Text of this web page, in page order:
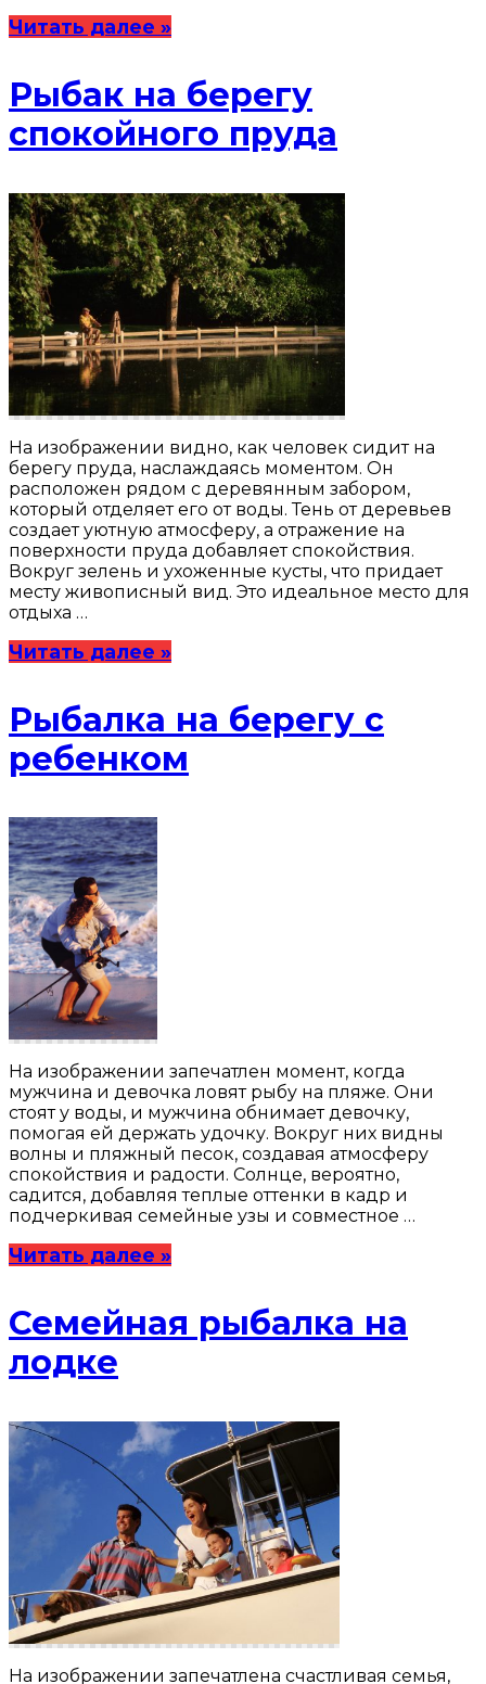
Читать далее »
Рыбак на берегу
спокойного пруда
На изображении видно, как человек сидит на
берегу пруда, наслаждаясь моментом. Он
расположен рядом с деревянным забором,
который отделяет его от воды. Тень от деревьев
создает уютную атмосферу, а отражение на
поверхности пруда добавляет спокойствия.
Вокруг зелень и ухоженные кусты, что придает
месту живописный вид. Это идеальное место для
отдыха …
Читать далее »
Рыбалка на берегу с
ребенком
На изображении запечатлен момент, когда
мужчина и девочка ловят рыбу на пляже. Они
стоят у воды, и мужчина обнимает девочку,
помогая ей держать удочку. Вокруг них видны
волны и пляжный песок, создавая атмосферу
спокойствия и радости. Солнце, вероятно,
садится, добавляя теплые оттенки в кадр и
подчеркивая семейные узы и совместное …
Читать далее »
Семейная рыбалка на
лодке
На изображении запечатлена счастливая семья,